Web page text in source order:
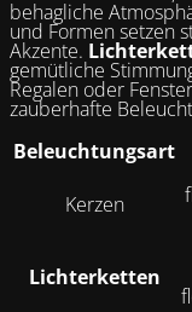
behagliche
und Formen setzen
Akzente.
gemütliche
Regalen oder
zauberhafte
Beleuchtungsart
Kerzen
Lichterketten